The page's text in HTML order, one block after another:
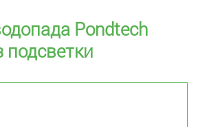
Pondtech
подсветки